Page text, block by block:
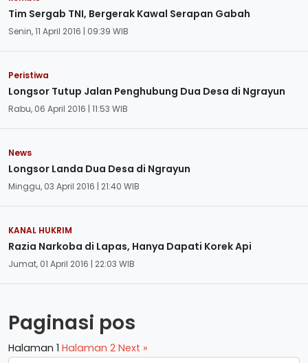
Tim Sergab TNI, Bergerak Kawal Serapan Gabah
Senin, 11 April 2016 | 09:39 WIB
Peristiwa
Longsor Tutup Jalan Penghubung Dua Desa di Ngrayun
Rabu, 06 April 2016 | 11:53 WIB
News
Longsor Landa Dua Desa di Ngrayun
Minggu, 03 April 2016 | 21:40 WIB
KANAL HUKRIM
Razia Narkoba di Lapas, Hanya Dapati Korek Api
Jumat, 01 April 2016 | 22:03 WIB
Paginasi pos
Halaman 1 Halaman 2 Next »